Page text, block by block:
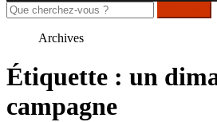
Rechercher
sur
Archives
Étiquette : un
campagne